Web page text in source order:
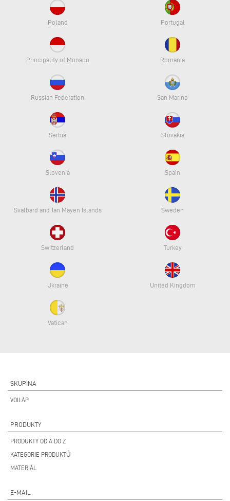
Poland Portugal
Principality of Monaco Romania
Russian Federation San Marino
Serbia Slovakia
Slovenia Spain
Svalbard and Jan Mayen Islands Sweden
Switzerland Turkey
Ukraine United Kingdom
Vatican
SKUPINA
VOILÀP
PRODUKTY
PRODUKTY OD A DO Z
KATEGORIE PRODUKTŮ
MATERIÁL
E-MAIL